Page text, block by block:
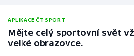
APLIKACE ČT SPORT
Mějte celý sportovní svět
velké obrazovce.